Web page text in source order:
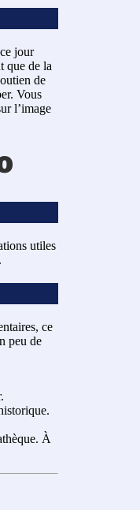
jour
que de la
de
Vous
l’image
utiles
ce
peu de
À